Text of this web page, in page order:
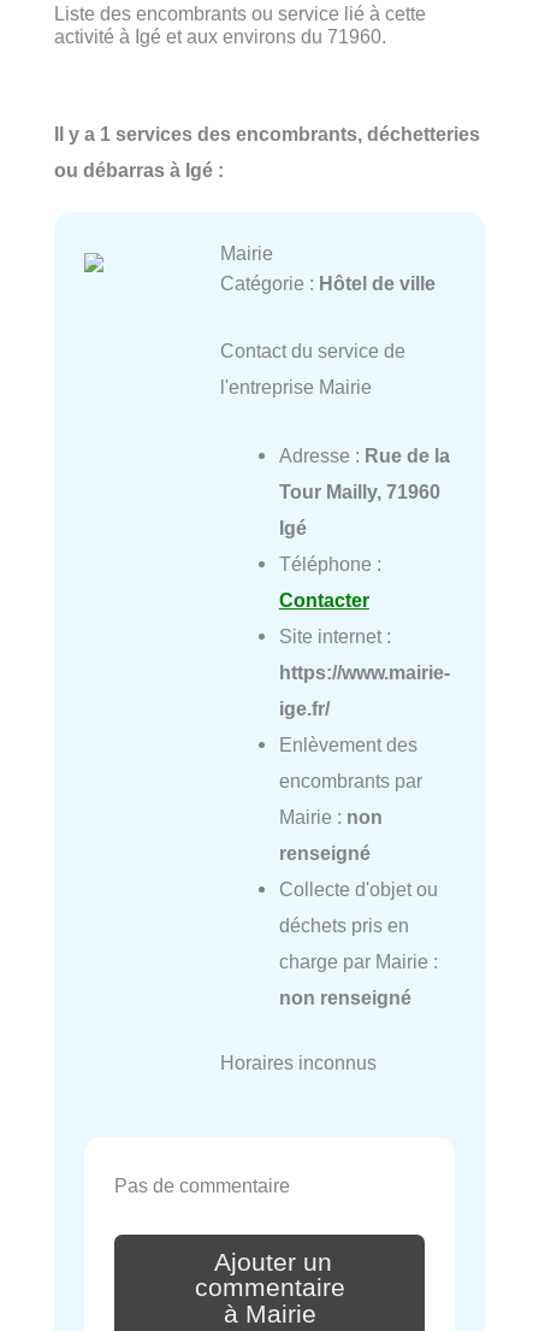
Liste des encombrants ou service lié à cette
activité à Igé et aux environs du 71960.
Il y a 1 services des encombrants, déchetteries
ou débarras à Igé :
Mairie
Catégorie : Hôtel de ville
Contact du service de
l'entreprise Mairie
Adresse : Rue de la
Tour Mailly, 71960
Igé
Téléphone :
Contacter
Site internet :
https://www.mairie-
ige.fr/
Enlèvement des
encombrants par
Mairie : non
renseigné
Collecte d'objet ou
déchets pris en
charge par Mairie :
non renseigné
Horaires inconnus
Pas de commentaire
Ajouter un
commentaire
à Mairie